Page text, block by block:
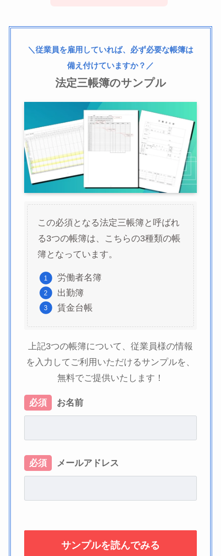
＼従業員を雇用していれば、必ず必要な帳簿は
備え付けていますか？／
法定三帳簿のサンプル
この必須となる法定三帳簿と呼ばれ
る3つの帳簿は、こちらの3種類の帳
簿となっています。
労働者名簿
出勤簿
賃金台帳
上記3つの帳簿について、従業員様の情報
を入力してご利用いただけるサンプルを、
無料でご提供いたします！
必須 お名前
必須 メールアドレス